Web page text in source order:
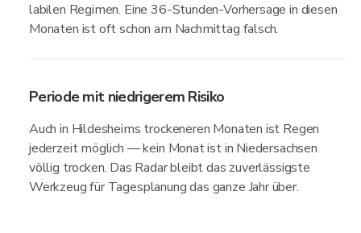
labilen Regimen. Eine 36-Stunden-Vorhersage in diesen
Monaten ist oft schon am Nachmittag falsch.
Periode mit niedrigerem Risiko
Auch in Hildesheims trockeneren Monaten ist Regen
jederzeit möglich — kein Monat ist in Niedersachsen
völlig trocken. Das Radar bleibt das zuverlässigste
Werkzeug für Tagesplanung das ganze Jahr über.